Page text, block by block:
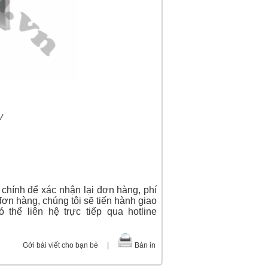
để xác nhận lại đơn hàng, phí
hàng, chúng tôi sẽ tiến hành giao
thể liên hệ trực tiếp qua hotline
Gởi bài viết cho bạn bè Bản in